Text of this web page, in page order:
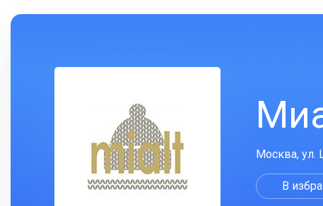
Москва, ул.
В